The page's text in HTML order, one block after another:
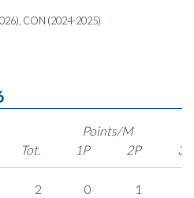
CON (2024-2025)
Points/M
Tot.
1P 2P 3P
2 0 1